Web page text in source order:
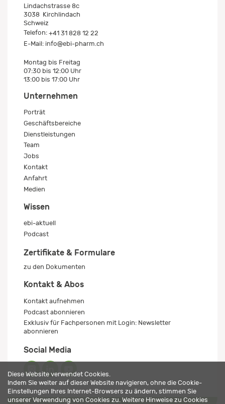
Lindachstrasse 8c
3038 Kirchlindach
Schweiz
Telefon: +41 31 828 12 22
E-Mail: info@ebi-pharm.ch
Montag bis Freitag
07:30 bis 12:00 Uhr
13:00 bis 17:00 Uhr
Unternehmen
Porträt
Geschäftsbereiche
Dienstleistungen
Team
Jobs
Kontakt
Anfahrt
Medien
Wissen
ebi-aktuell
Podcast
Zertifikate & Formulare
zu den Dokumenten
Kontakt & Abos
Kontakt aufnehmen
Podcast abonnieren
Exklusiv für Fachpersonen mit Login: Newsletter
abonnieren
Social Media
Diese Website verwendet Cookies.
Indem Sie weiter auf dieser Website navigieren, ohne die Cookie-
Einstellungen Ihres Internet-Browsers zu ändern, stimmen Sie
unserer Verwendung von Cookies zu. Weitere Hinweise zu Cookies